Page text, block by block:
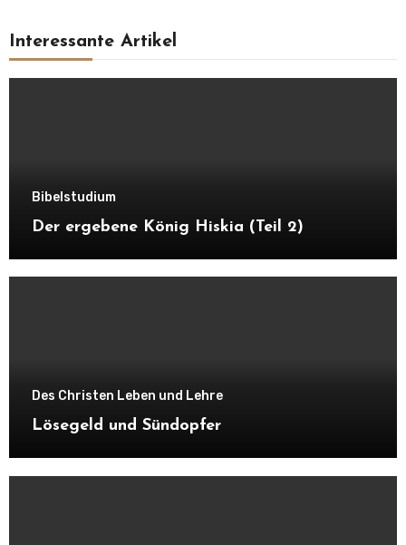
Interessante Artikel
Bibelstudium
Der ergebene König Hiskia (Teil 2)
Des Christen Leben und Lehre
Lösegeld und Sündopfer